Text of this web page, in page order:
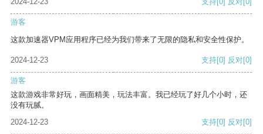
游客
这款加速器VPM应用程序已经为我们带来了无限的隐私和安全性保护。
2024-12-23 支持[0] 反对[0]
游客
这款游戏非常好玩，画面精美，玩法丰富。我已经玩了好几个小时，还
没有玩腻。
2024-12-23
支持[0] 反对[0]